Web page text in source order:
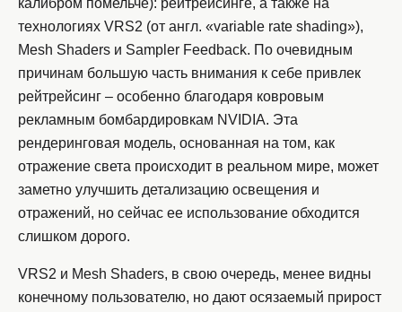
калибром помельче): рейтрейсинге, а также на
технологиях VRS2 (от англ. «variable rate shading»),
Mesh Shaders и Sampler Feedback. По очевидным
причинам большую часть внимания к себе привлек
рейтрейсинг – особенно благодаря ковровым
рекламным бомбардировкам NVIDIA. Эта
рендеринговая модель, основанная на том, как
отражение света происходит в реальном мире, может
заметно улучшить детализацию освещения и
отражений, но сейчас ее использование обходится
слишком дорого.
VRS2 и Mesh Shaders, в свою очередь, менее видны
конечному пользователю, но дают осязаемый прирост